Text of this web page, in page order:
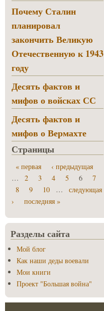
Почему Сталин
планировал
закончить Великую
Отечественную к 1943
году
Десять фактов и
мифов о войсках СС
Десять фактов и
мифов о Вермахте
Страницы
« первая
‹ предыдущая
…
2 3 4 5 6
7
8
9 10 …
следующая
›
последняя »
Разделы сайта
Мой блог
Как наши деды воевали
Мои книги
Проект "Большая война"